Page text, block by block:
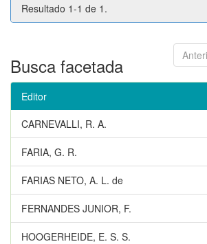
Resultado 1-1 de 1.
Busca facetada
Editor
CARNEVALLI, R. A.
FARIA, G. R.
FARIAS NETO, A. L. de
FERNANDES JUNIOR, F.
HOOGERHEIDE, E. S. S.